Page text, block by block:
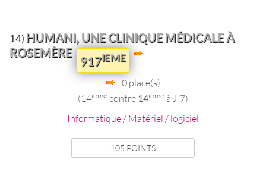
14) HUMANI, UNE CLINIQUE MÉDICALE À
ROSEMÈRE
917IEME
+0 place(s)
(14ieme contre 14ieme à J-7)
Informatique / Matériel / logiciel
105 POINTS